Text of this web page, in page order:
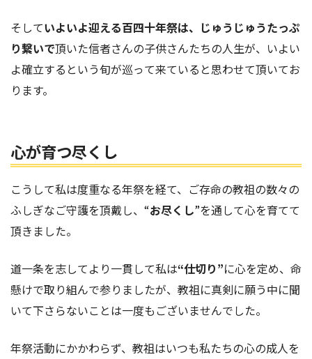
そしていよいよ迎える百四十年祭は、じゅうじゅうたっぷ
り繋いで頂いた信者さんの子供さんたちの人生が、いよい
よ確立するという旬が巡って来ていると思わせて頂いてお
ります。
心が育つ尽くし
こうして私は度重なる年祭を経て、ご存命の教祖の数々の
ふしぎなご守護を頂戴し、“お尽くし”を通して心を育てて
頂きました。
道一条を志してより一貫して私は“仕切り”に心を定め、命
懸けで取り組んで参りましたが、教祖に真剣に願う中に聞
いて下さらないことは一度もございませんでした。
年祭活動にかかわらず、教祖はいつも私たちの心の成人を